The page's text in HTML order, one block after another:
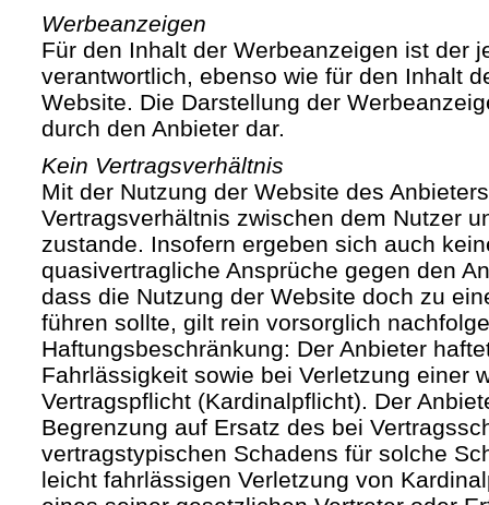
Werbeanzeigen
Für den Inhalt der Werbeanzeigen ist der
verantwortlich, ebenso wie für den Inhalt
Website. Die Darstellung der
durch den Anbieter dar.
Kein Vertragsverhältnis
Mit der Nutzung der Website des
Vertragsverhältnis zwischen dem Nutzer
zustande. Insofern ergeben sich auch
quasivertragliche Ansprüche gegen den
dass die Nutzung der Website doch zu
führen sollte, gilt rein vorsorglich
Haftungsbeschränkung: Der Anbieter
Fahrlässigkeit sowie bei Verletzung einer
Vertragspflicht (Kardinalpflicht). Der
Begrenzung auf Ersatz des bei
vertragstypischen Schadens für solche
leicht fahrlässigen Verletzung von